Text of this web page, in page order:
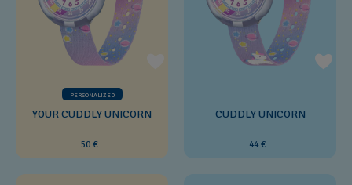
PERSONALIZED
YOUR CUDDLY UNICORN
50 €
CUDDLY UNICORN
44 €